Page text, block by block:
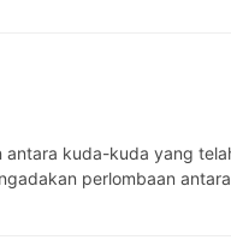
perlombaan antara